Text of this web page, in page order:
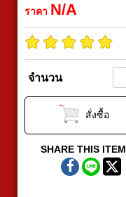
ราคา N/A
จำนวน
สั่งซื้อ
SHARE THIS ITEM